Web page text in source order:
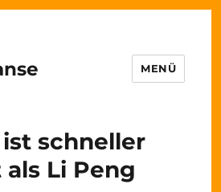
MENÜ
schneller
Li Peng